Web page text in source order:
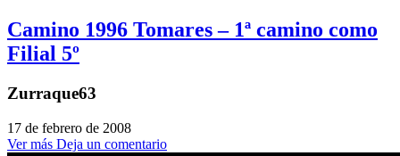
Camino 1996 Tomares – 1ª camino como
Filial 5º
Zurraque63
17 de febrero de 2008
Ver más Deja un comentario